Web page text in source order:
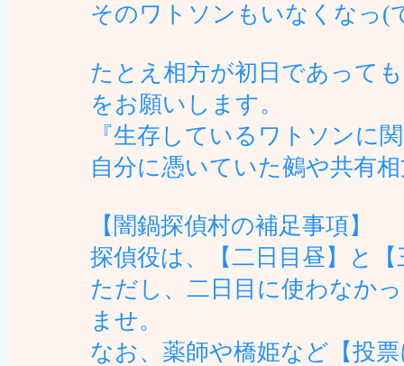
そのワトソンもいなくなっ(
たとえ相方が初日であって
をお願いします。
『生存しているワトソンに
自分に憑いていた鵺や共有
【闇鍋探偵村の補足事項】
探偵役は、【二日目昼】と
ただし、二日目に使わなか
ませ。
なお、薬師や橋姫など【投